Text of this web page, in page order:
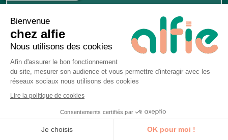
Bienvenue
chez alfie
Nous utilisons des cookies
Afin d'assurer le bon fonctionnement
du site, mesurer son audience et vous permettre d'interagir avec les
réseaux sociaux nous utilisons des cookies
Lire la politique de cookies
Consentements certifiés par
Je choisis OK pour moi !